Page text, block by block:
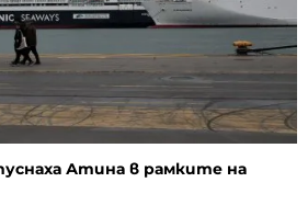
Атина в рамките на